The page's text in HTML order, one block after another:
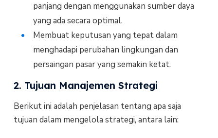
panjang dengan menggunakan sumber daya
yang ada secara optimal.
Membuat keputusan yang tepat dalam
menghadapi perubahan lingkungan dan
persaingan pasar yang semakin ketat.
2. Tujuan Manajemen Strategi
Berikut ini adalah penjelasan tentang apa saja
tujuan dalam mengelola strategi, antara lain: